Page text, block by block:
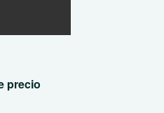
precio